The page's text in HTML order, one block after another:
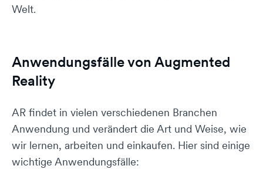
Welt.
Anwendungsfälle von Augmented
Reality
AR findet in vielen verschiedenen Branchen
Anwendung und verändert die Art und Weise, wie
wir lernen, arbeiten und einkaufen. Hier sind einige
wichtige Anwendungsfälle: